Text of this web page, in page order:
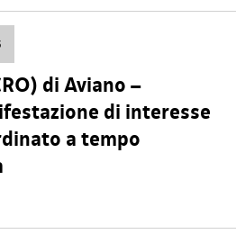
di Aviano –
di interesse
a tempo